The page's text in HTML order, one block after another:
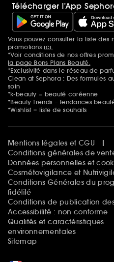
Télécharger l’App
Mentions additionnelles
Vous pouvez consulter la liste des
promotionsici.
*Voir conditions de nos offres
la page Bons Plans Beauté.
*Exclusivité dans le réseau de
Clean at Sephora : Des formules
soin
*k-beauty = beauté coréenne
*Beauty Trends = tendances
*Wishlist = liste de souhaits
Mentions légales et CGU
Conditions générales de
Données personnelles et
Cosmétovigilance et
Conditions Générales du
fidélité
Conditions de publication
Accessibilité : non conforme
Qualités et caractéristiques
environnementales
Sitemap